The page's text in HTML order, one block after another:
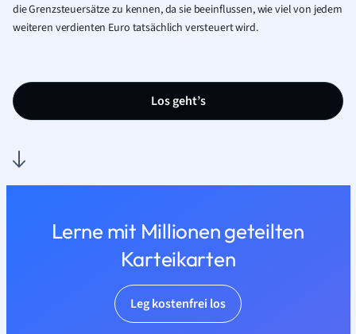
die Grenzsteuersätze zu kennen, da sie beeinflussen, wie viel von jedem
weiteren verdienten Euro tatsächlich versteuert wird.
Los geht’s
Lerne mit Millionen geteilten
Karteikarten
Leg kostenfrei los